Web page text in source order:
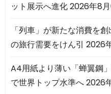
ット展示へ進化2026年8
「列車」が新たな消費を
の旅行需要をけん引 2026
A4用紙より薄い「蝉翼鋼
で世界トップ水準へ2026